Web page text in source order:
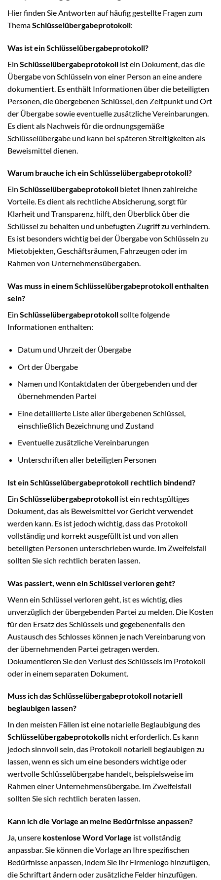
Hier finden Sie Antworten auf häufig gestellte Fragen zum
ThemaSchlüsselübergabeprotokoll:
Was ist ein Schlüsselübergabeprotokoll?
Ein Schlüsselübergabeprotokoll ist ein Dokument, das die
Übergabe von Schlüsseln von einer Person an eine andere
dokumentiert. Es enthält Informationen über die beteiligten
Personen, die übergebenen Schlüssel, den Zeitpunkt und Ort
der Übergabe sowie eventuelle zusätzliche Vereinbarungen.
Es dient als Nachweis für die ordnungsgemäße
Schlüsselübergabe und kann bei späteren Streitigkeiten als
Beweismittel dienen.
Warum brauche ich ein Schlüsselübergabeprotokoll?
Ein Schlüsselübergabeprotokoll bietet Ihnen zahlreiche
Vorteile. Es dient als rechtliche Absicherung, sorgt für
Klarheit und Transparenz, hilft, den Überblick über die
Schlüssel zu behalten und unbefugten Zugriff zu verhindern.
Es ist besonders wichtig bei der Übergabe von Schlüsseln zu
Mietobjekten, Geschäftsräumen, Fahrzeugen oder im
Rahmen von Unternehmensübergaben.
Was muss in einem Schlüsselübergabeprotokoll enthalten
sein?
Ein Schlüsselübergabeprotokollsollte folgende
Informationen enthalten:
Datum und Uhrzeit der Übergabe
Ort der Übergabe
Namen und Kontaktdaten der übergebenden und der
übernehmenden Partei
Eine detaillierte Liste aller übergebenen Schlüssel,
einschließlich Bezeichnung und Zustand
Eventuelle zusätzliche Vereinbarungen
Unterschriften aller beteiligten Personen
Ist ein Schlüsselübergabeprotokoll rechtlich bindend?
Ein Schlüsselübergabeprotokoll ist ein rechtsgültiges
Dokument, das als Beweismittel vor Gericht verwendet
werden kann. Es ist jedoch wichtig, dass das Protokoll
vollständig und korrekt ausgefüllt ist und von allen
beteiligten Personen unterschrieben wurde. Im Zweifelsfall
sollten Sie sich rechtlich beraten lassen.
Was passiert, wenn ein Schlüssel verloren geht?
Wenn ein Schlüssel verloren geht, ist es wichtig, dies
unverzüglich der übergebenden Partei zu melden. Die Kosten
für den Ersatz des Schlüssels und gegebenenfalls den
Austausch des Schlosses können je nach Vereinbarung von
der übernehmenden Partei getragen werden.
Dokumentieren Sie den Verlust des Schlüssels im Protokoll
oder in einem separaten Dokument.
Muss ich das Schlüsselübergabeprotokoll notariell
beglaubigen lassen?
In den meisten Fällen ist eine notarielle Beglaubigung des
Schlüsselübergabeprotokolls nicht erforderlich. Es kann
jedoch sinnvoll sein, das Protokoll notariell beglaubigen zu
lassen, wenn es sich um eine besonders wichtige oder
wertvolle Schlüsselübergabe handelt, beispielsweise im
Rahmen einer Unternehmensübergabe. Im Zweifelsfall
sollten Sie sich rechtlich beraten lassen.
Kann ich die Vorlage an meine Bedürfnisse anpassen?
Ja, unsere kostenlose Word Vorlage ist vollständig
anpassbar. Sie können die Vorlage an Ihre spezifischen
Bedürfnisse anpassen, indem Sie Ihr Firmenlogo hinzufügen,
die Schriftart ändern oder zusätzliche Felder hinzufügen.